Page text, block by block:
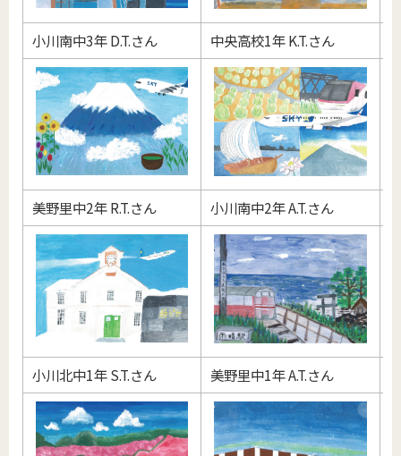
小川南中3年 D.T.さん 中央高校1年 K.T.さん
美野里中2年 R.T.さん 小川南中2年 A.T.さん
小川北中1年 S.T.さん 美野里中1年 A.T.さん